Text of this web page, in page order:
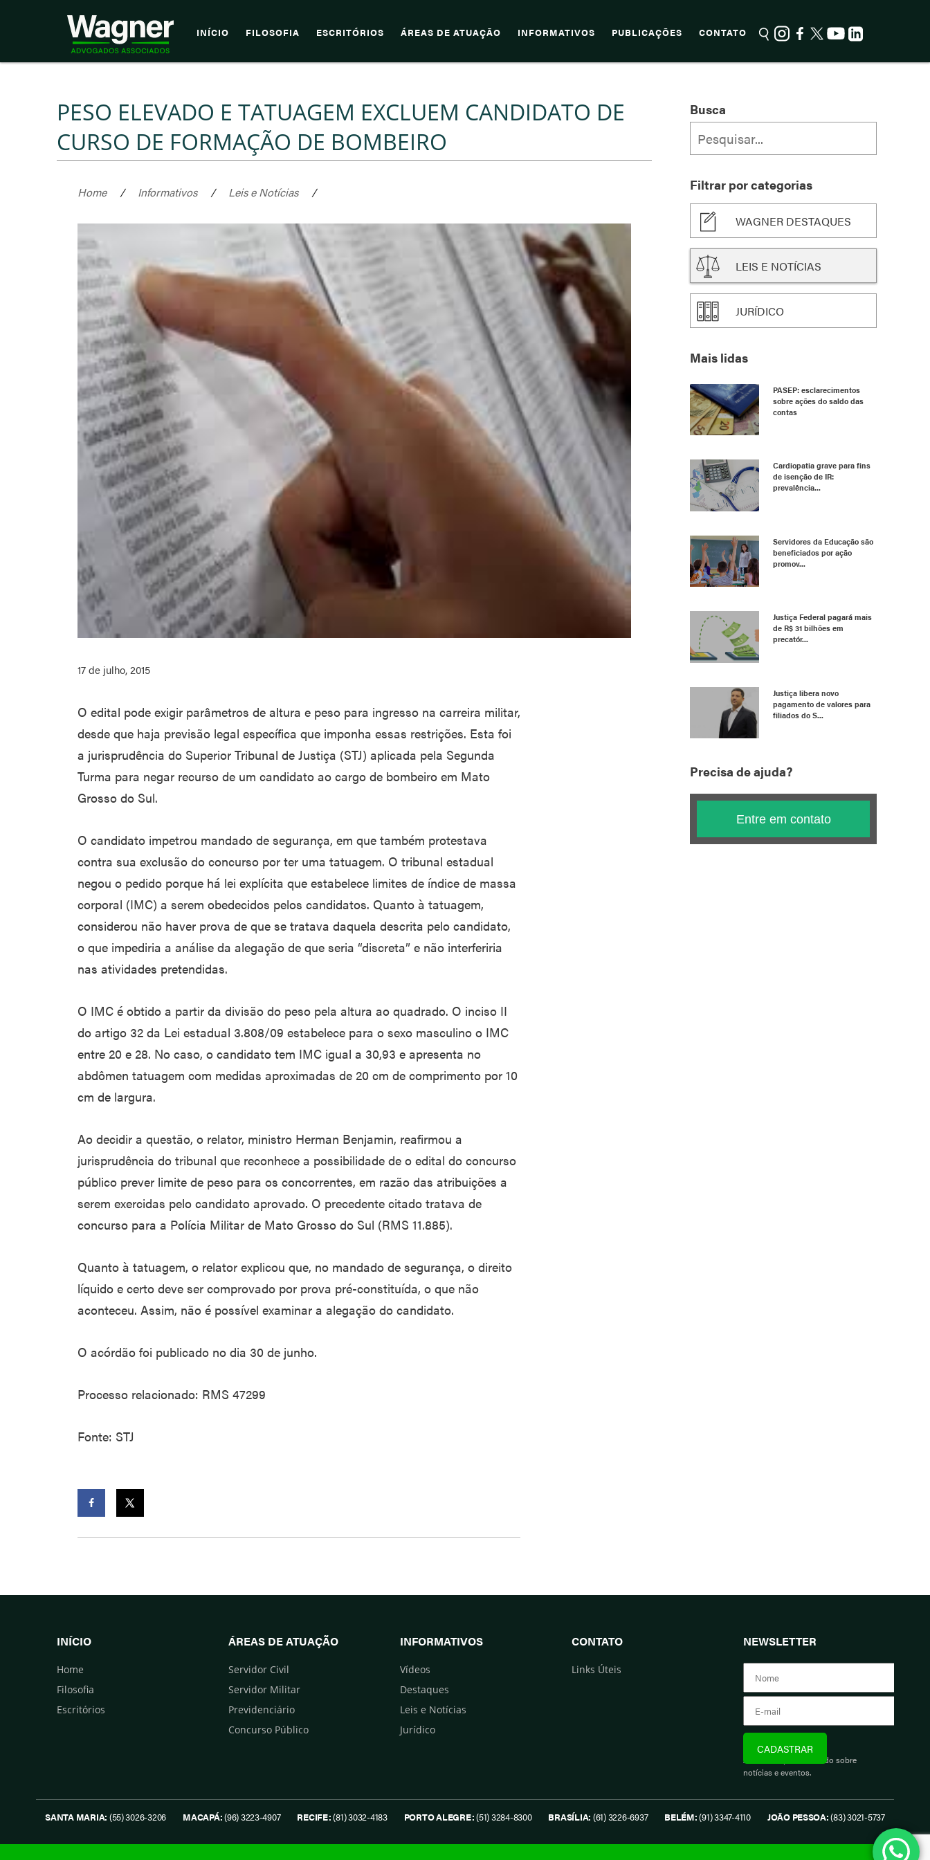
INÍCIO FILOSOFIA ESCRITÓRIOS ÁREAS DE ATUAÇÃO INFORMATIVOS PUBLICAÇÕES CONTATO
PESO ELEVADO E TATUAGEM EXCLUEM CANDIDATO DE
CURSO DE FORMAÇÃO DE BOMBEIRO
Home / Informativos / Leis e Notícias /
17 de julho, 2015
O edital pode exigir parâmetros de altura e peso para ingresso na carreira militar,
desde que haja previsão legal específica que imponha essas restrições. Esta foi
a jurisprudência do Superior Tribunal de Justiça (STJ) aplicada pela Segunda
Turma para negar recurso de um candidato ao cargo de bombeiro em Mato
Grosso do Sul.
O candidato impetrou mandado de segurança, em que também protestava
contra sua exclusão do concurso por ter uma tatuagem. O tribunal estadual
negou o pedido porque há lei explícita que estabelece limites de índice de massa
corporal (IMC) a serem obedecidos pelos candidatos. Quanto à tatuagem,
considerou não haver prova de que se tratava daquela descrita pelo candidato,
o que impediria a análise da alegação de que seria “discreta” e não interferiria
nas atividades pretendidas.
O IMC é obtido a partir da divisão do peso pela altura ao quadrado. O inciso II
do artigo 32 da Lei estadual 3.808/09 estabelece para o sexo masculino o IMC
entre 20 e 28. No caso, o candidato tem IMC igual a 30,93 e apresenta no
abdômen tatuagem com medidas aproximadas de 20 cm de comprimento por 10
cm de largura.
Ao decidir a questão, o relator, ministro Herman Benjamin, reafirmou a
jurisprudência do tribunal que reconhece a possibilidade de o edital do concurso
público prever limite de peso para os concorrentes, em razão das atribuições a
serem exercidas pelo candidato aprovado. O precedente citado tratava de
concurso para a Polícia Militar de Mato Grosso do Sul (RMS 11.885).
Quanto à tatuagem, o relator explicou que, no mandado de segurança, o direito
líquido e certo deve ser comprovado por prova pré-constituída, o que não
aconteceu. Assim, não é possível examinar a alegação do candidato.
O acórdão foi publicado no dia 30 de junho.
Processo relacionado: RMS 47299
Fonte: STJ
Busca
Filtrar por categorias
WAGNER DESTAQUES
LEIS E NOTÍCIAS
JURÍDICO
Mais lidas
PASEP: esclarecimentos
sobre ações do saldo das
contas
Cardiopatia grave para fins
de isenção de IR:
prevalência...
Servidores da Educação são
beneficiados por ação
promov...
Justiça Federal pagará mais
de R$ 31 bilhões em
precatór...
Justiça libera novo
pagamento de valores para
filiados do S...
Precisa de ajuda?
Entre em contato
INÍCIO
Home
Filosofia
Escritórios
ÁREAS DE ATUAÇÃO
Servidor Civil
Servidor Militar
Previdenciário
Concurso Público
INFORMATIVOS
Vídeos
Destaques
Leis e Notícias
Jurídico
CONTATO
Links Úteis
NEWSLETTER
Assine e fique informado sobre
notícias e eventos.
SANTA MARIA: (55) 3026-3206 MACAPÁ:(96) 3223-4907 RECIFE:(81) 3032-4183 PORTO ALEGRE:(51) 3284-8300 BRASÍLIA: (61) 3226-6937 BELÉM:(91) 3347-4110 JOÃO PESSOA:(83) 3021-5737